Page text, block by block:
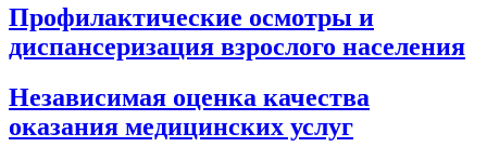
Профилактические осмотры и
диспансеризация взрослого населения
Независимая оценка качества
оказания медицинских услуг